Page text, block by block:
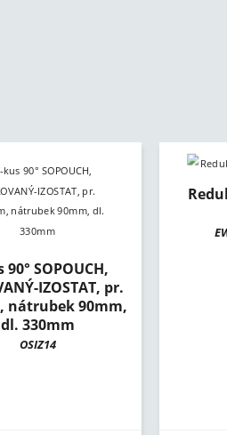
90° SOPOUCH,
IZOSTAT, pr.
nátrubek 90mm,
dl. 330mm
OSIZ14